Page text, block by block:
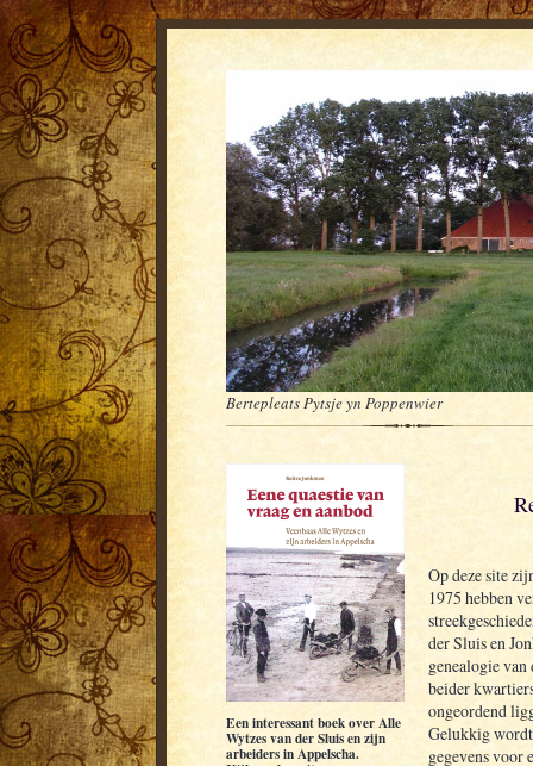
Bertepleats Pytsje yn Poppenwier
Een interessant boek over Alle
Wytzes van der Sluis en zijn
arbeiders in Appelscha.
Op deze site
1975 hebben
der Sluis en
genealogie
beider
ongeordend
Gelukkig
gegevens voor